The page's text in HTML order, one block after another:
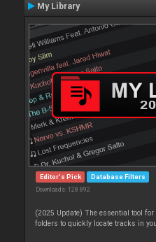
My Library
Editor's Pick Database Filters
Downloads: 128 892
(2025 Update) The essential tool
folders to quickly locate tracks in